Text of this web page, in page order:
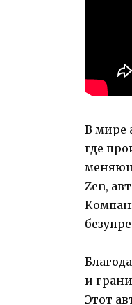
В мире
где
Zen,
и
Этот